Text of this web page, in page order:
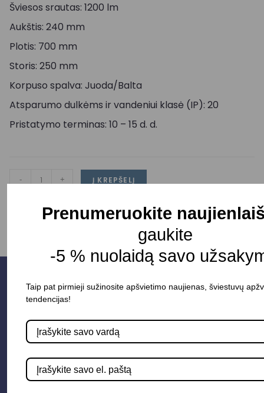
Šviesos srautas: 1200 lm
Aukštis: 240 mm
Plotis: 700 mm
Storis: 250 mm
Korpuso spalva: Juoda/Balta
Atsparumo dulkėms ir vandeniui klasė (IP): 20
Pristatymo terminas: 10 – 15 d. d.
- + Į KREPŠELĮ
Prenumeruokite
gaukite
-5 % nuolaidą savo
Taip pat pirmieji sužinosite apšvietimo naujienas, šviestuvų
tendencijas!